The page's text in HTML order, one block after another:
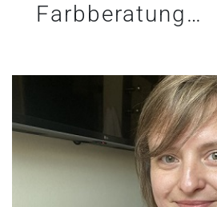
Farbberatung…